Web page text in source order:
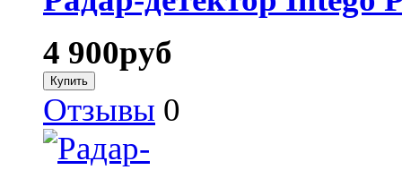
4 900руб
Отзывы 0